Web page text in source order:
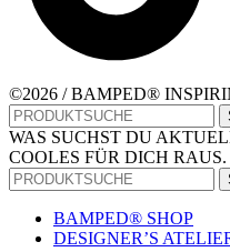
©2026 / BAMPED®
WAS SUCHST DU
COOLES FÜR DICH RAUS.
BAMPED® SHOP
DESIGNER’S